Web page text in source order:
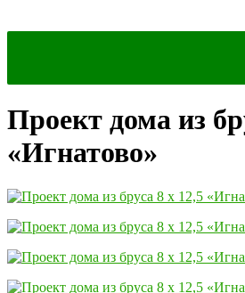
Проект дома из
«Игнатово»